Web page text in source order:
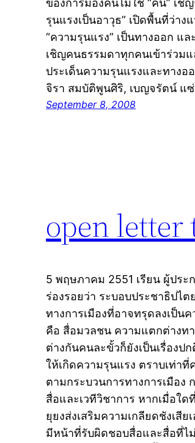
ของการมองคนไม่ใช่ “คน” เ
รุนแรงเป็นอาวุธ” เปิดพื้นที่ว่า
“ความรุนแรง” เป็นทางออก แ
เชิญคนธรรมดาทุกคนเข้าร่วม
ประเด็นความรุนแรงและทางอ
จิรา สมบัติพูนศิริ, เบญจรัตน์ แ
September 8, 2008
open letter
5 พฤษภาคม 2551 เรียน ผู้ปร
ร่องรอยว่า ระบอบประชาธิปไ
ทางการเมืองที่อาจทรุดลงเป็น
คือ สื่อมวลชน ความแตกต่างท
ต่างกันคนละขั้วก็ยังเป็นเรื่องป
ให้เกิดความรุนแรง ตราบเท่า
ตามกระบวนการทางการเมือ
สื่อและเวทีวิชาการ หากเมื่อใ
ยุยงส่งเสริมความเกลียดชังเสี
มีหน้าที่รับผิดชอบสื่อและสื่อที่ไ